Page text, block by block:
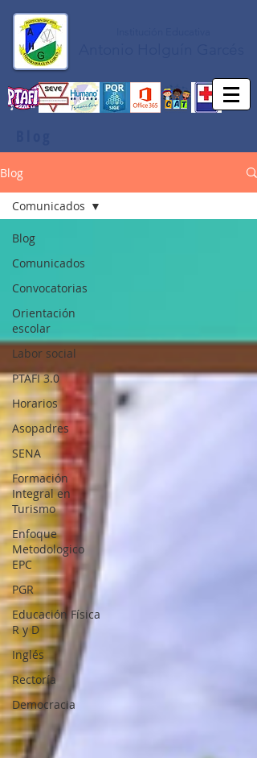
Blog
Blog
Comunicados
Convocatorias
Orientación
escolar
Labor social
PTAFI 3.0
Horarios
Asopadres
SENA
Formación
Integral en
Turismo
Enfoque
Metodologico
EPC
PGR
Educación Física
R y D
Inglés
Rectoría
Democracia
Comunicados